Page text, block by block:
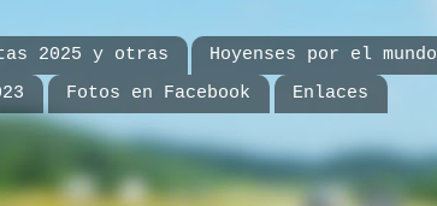
2025 y otras Hoyenses por el mundo
Fotos en Facebook Enlaces